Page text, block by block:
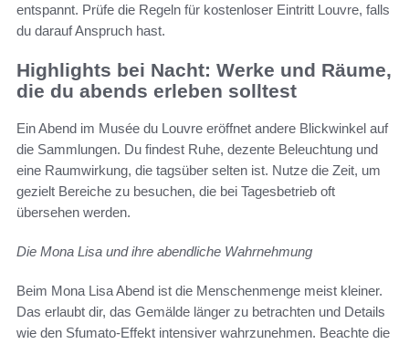
entspannt. Prüfe die Regeln für kostenloser Eintritt Louvre, falls
du darauf Anspruch hast.
Highlights bei Nacht: Werke und Räume,
die du abends erleben solltest
Ein Abend im Musée du Louvre eröffnet andere Blickwinkel auf
die Sammlungen. Du findest Ruhe, dezente Beleuchtung und
eine Raumwirkung, die tagsüber selten ist. Nutze die Zeit, um
gezielt Bereiche zu besuchen, die bei Tagesbetrieb oft
übersehen werden.
Die Mona Lisa und ihre abendliche Wahrnehmung
Beim Mona Lisa Abend ist die Menschenmenge meist kleiner.
Das erlaubt dir, das Gemälde länger zu betrachten und Details
wie den Sfumato-Effekt intensiver wahrzunehmen. Beachte die